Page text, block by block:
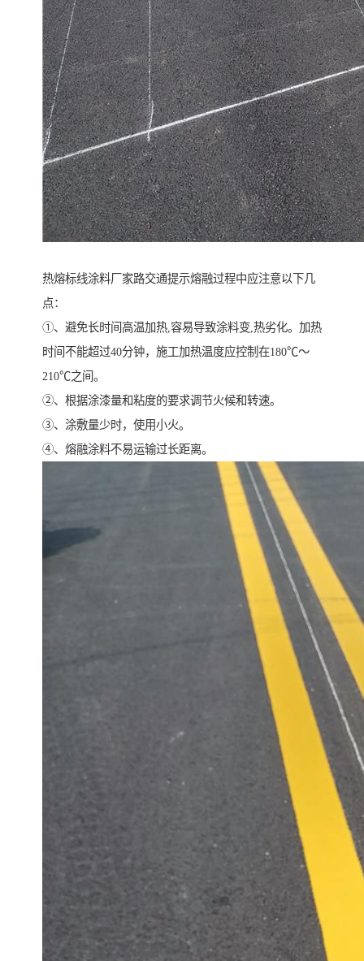
热熔标线涂料厂家路交通提示熔融过程中应注意以下几
点：
①、避免长时间高温加热,容易导致涂料变,热劣化。加热
时间不能超过40分钟，施工加热温度应控制在180℃～
210℃之间。
②、根据涂漆量和粘度的要求调节火候和转速。
③、涂敷量少时，使用小火。
④、熔融涂料不易运输过长距离。